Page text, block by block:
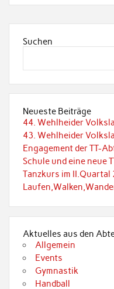
Suchen
Neueste Beiträge
44. Wehlheider
43. Wehlheider
Engagement der TT-
Schule und eine neue
Tanzkurs im II.Quartal
Aktuelles aus den
Allgemein
Events
Gymnastik
Handball